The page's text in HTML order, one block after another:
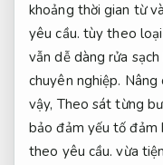
khoảng thời gian từ
yêu cầu. tùy theo loại
vẫn dễ dàng rửa
chuyên nghiệp. Nâng
vậy, Theo sát từng
bảo đảm yếu tố đảm
theo yêu cầu. vừa